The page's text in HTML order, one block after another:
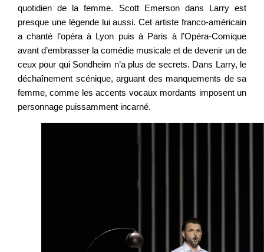
quotidien de la femme. Scott Emerson dans Larry est
presque une légende lui aussi. Cet artiste franco-américain
a chanté l’opéra à Lyon puis à Paris à l’Opéra-Comique
avant d’embrasser la comédie musicale et de devenir un de
ceux pour qui Sondheim n’a plus de secrets. Dans Larry, le
déchaînement scénique, arguant des manquements de sa
femme, comme les accents vocaux mordants imposent un
personnage puissamment incarné.